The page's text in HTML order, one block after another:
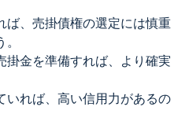
ば、売掛債権の選定には慎重
掛金を準備すれば、より確実
いれば、高い信用力があるの